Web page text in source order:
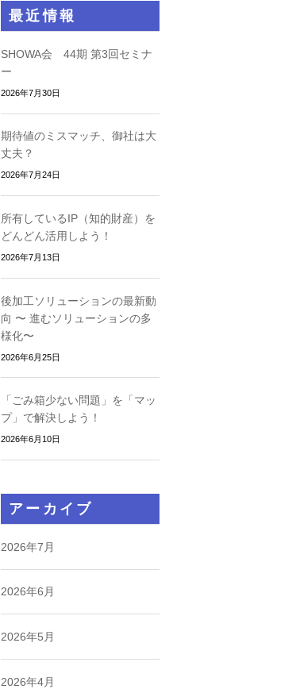
最近情報
SHOWA会 44期 第3回セミナ
ー
2026年7月30日
期待値のミスマッチ、御社は大
丈夫？
2026年7月24日
所有しているIP（知的財産）を
どんどん活用しよう！
2026年7月13日
後加工ソリューションの最新動
向 〜 進むソリューションの多
様化〜
2026年6月25日
「ごみ箱少ない問題」を「マッ
プ」で解決しよう！
2026年6月10日
アーカイブ
2026年7月
2026年6月
2026年5月
2026年4月